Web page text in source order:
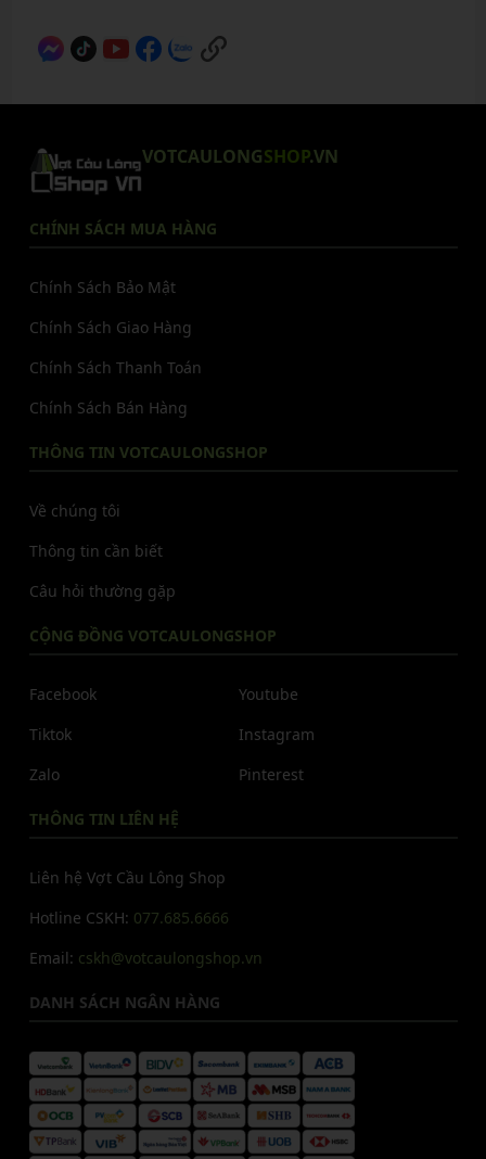
VOTCAULONGSHOP.VN
CHÍNH SÁCH MUA HÀNG
Chính Sách Bảo Mật
Chính Sách Giao Hàng
Chính Sách Thanh Toán
Chính Sách Bán Hàng
THÔNG TIN VOTCAULONGSHOP
Về chúng tôi
Thông tin cần biết
Câu hỏi thường gặp
CỘNG ĐỒNG VOTCAULONGSHOP
Facebook
Tiktok
Zalo
Youtube
Instagram
Pinterest
THÔNG TIN LIÊN HỆ
Liên hệ Vợt Cầu Lông Shop
Hotline CSKH: 077.685.6666
Email: cskh@votcaulongshop.vn
DANH SÁCH NGÂN HÀNG